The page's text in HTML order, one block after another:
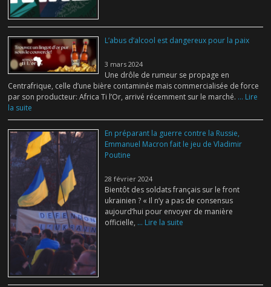
L’abus d’alcool est dangereux pour la paix
3 mars 2024
Une drôle de rumeur se propage en
Centrafrique, celle d’une bière contaminée mais commercialisée de force
par son producteur: Africa Ti l’Or, arrivé récemment sur le marché. ... Lire
la suite
En préparant la guerre contre la Russie,
Emmanuel Macron fait le jeu de Vladimir
Poutine
28 février 2024
Bientôt des soldats français sur le front
ukrainien ? « Il n’y a pas de consensus
aujourd’hui pour envoyer de manière
officielle, ... Lire la suite